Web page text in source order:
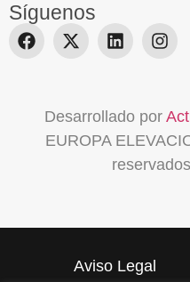
Síguenos
Desarrollado por
EUROPA
Aviso Legal